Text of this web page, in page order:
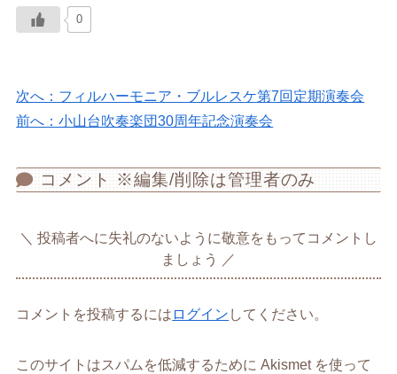
0
次へ：フィルハーモニア・ブルレスケ第7回定期演奏会
前へ：小山台吹奏楽団30周年記念演奏会
コメント ※編集/削除は管理者のみ
投稿者へに失礼のないように敬意をもってコメントし
ましょう
コメントを投稿するには ログイン してください。
このサイトはスパムを低減するために Akismet を使って